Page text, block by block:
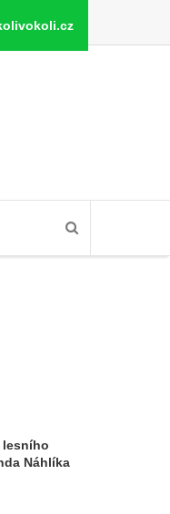
lesního
Náhlíka